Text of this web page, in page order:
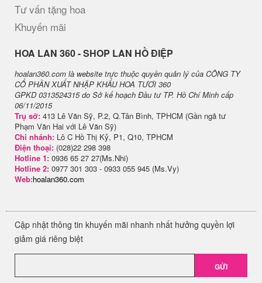
Tư vấn tặng hoa
Khuyến mãi
H​OA LAN 360 - SHOP LAN HỒ ĐIỆP
hoalan360.com là website trực thuộc quyền quản lý của CÔNG TY
CỔ PHẦN XUẤT NHẬP KHẨU HOA TƯƠI 360
GPKD 0313524315 do Sở kế hoạch Đầu tư TP. Hồ Chí Minh cấp
06/11/2015
Trụ sở: 413 Lê Văn Sỹ, P.2, Q.Tân Bình, TPHCM (Gần ngã tư
Phạm Văn Hai với Lê Văn Sỹ)
Chi nhánh: Lô C Hồ Thị Kỷ, P1, Q10, TPHCM
Điện thoại: (028)22 298 398
Hotline 1: 0936 65 27 27(Ms.Nhi)
Hotline 2: 0977 301 303 - 0933 055 945 (Ms.Vy)
Web:hoalan360.com
Cập nhật thông tin khuyến mãi nhanh nhất hưởng quyền lợi
giảm giá riêng biệt
GỬI